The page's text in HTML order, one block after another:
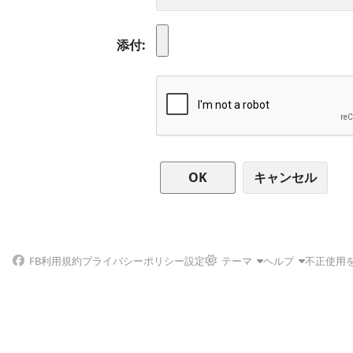
添付
キャンセル
FB利用規約プライバシーポリシー設定 テーマ ヘルプ 不正使用